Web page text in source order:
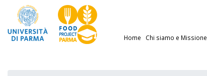
Home Chi siamo e Missione